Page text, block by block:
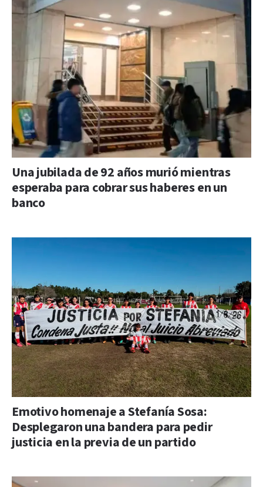
Una jubilada de 92 años murió mientras
esperaba para cobrar sus haberes en un
banco
Emotivo homenaje a Stefanía Sosa:
Desplegaron una bandera para pedir
justicia en la previa de un partido